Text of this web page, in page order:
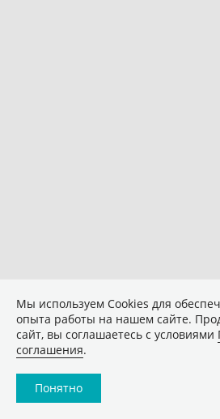
Мы используем Сookies для
опыта работы на нашем сайте.
сайт, вы соглашаетесь с условиями
соглашения.
Понятно